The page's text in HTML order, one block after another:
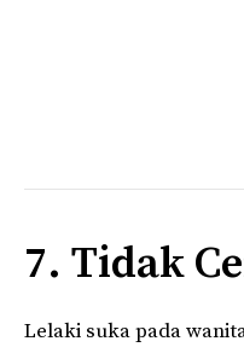
7. Tidak
Lelaki suka pada